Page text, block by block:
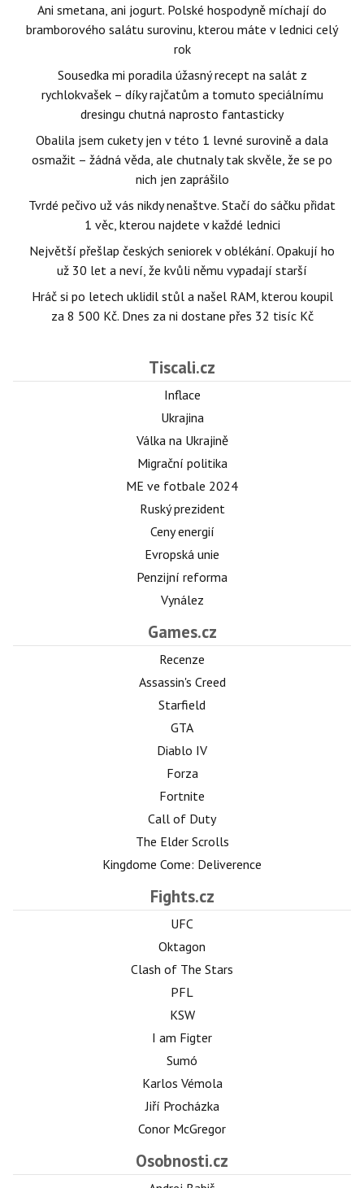
Ani smetana, ani jogurt. Polské hospodyně míchají do
bramborového salátu surovinu, kterou máte v lednici celý
rok
Sousedka mi poradila úžasný recept na salát z
rychlokvašek – díky rajčatům a tomuto speciálnímu
dresingu chutná naprosto fantasticky
Obalila jsem cukety jen v této 1 levné surovině a dala
osmažit – žádná věda, ale chutnaly tak skvěle, že se po
nich jen zaprášilo
Tvrdé pečivo už vás nikdy nenaštve. Stačí do sáčku přidat
1 věc, kterou najdete v každé lednici
Největší přešlap českých seniorek v oblékání. Opakují ho
už 30 let a neví, že kvůli němu vypadají starší
Hráč si po letech uklidil stůl a našel RAM, kterou koupil
za 8 500 Kč. Dnes za ni dostane přes 32 tisíc Kč
Tiscali.cz
Inflace
Ukrajina
Válka na Ukrajině
Migrační politika
ME ve fotbale 2024
Ruský prezident
Ceny energií
Evropská unie
Penzijní reforma
Vynález
Games.cz
Recenze
Assassin's Creed
Starfield
GTA
Diablo IV
Forza
Fortnite
Call of Duty
The Elder Scrolls
Kingdome Come: Deliverence
Fights.cz
UFC
Oktagon
Clash of The Stars
PFL
KSW
I am Figter
Sumó
Karlos Vémola
Jiří Procházka
Conor McGregor
Osobnosti.cz